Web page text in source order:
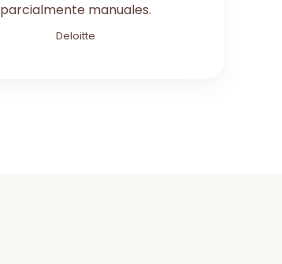
parcialmente manuales.
Deloitte